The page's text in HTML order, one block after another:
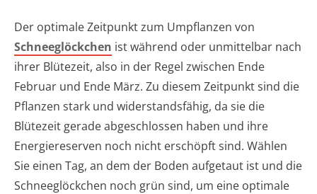
Der optimale Zeitpunkt zum Umpflanzen von
Schneeglöckchen ist während oder unmittelbar nach
ihrer Blütezeit, also in der Regel zwischen Ende
Februar und Ende März. Zu diesem Zeitpunkt sind die
Pflanzen stark und widerstandsfähig, da sie die
Blütezeit gerade abgeschlossen haben und ihre
Energiereserven noch nicht erschöpft sind. Wählen
Sie einen Tag, an dem der Boden aufgetaut ist und die
Schneeglöckchen noch grün sind, um eine optimale